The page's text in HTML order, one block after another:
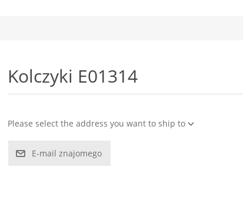
Kolczyki E01314
Please select the address you want to ship to
E-mail znajomego